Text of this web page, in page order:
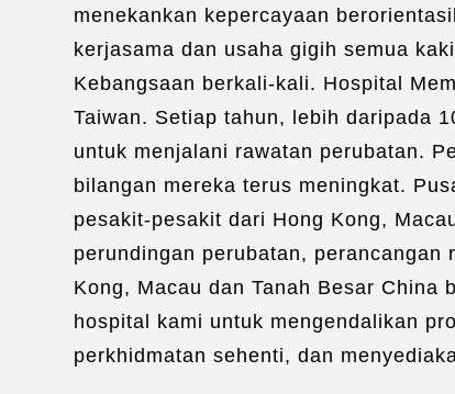
menekankan kepercayaan
kerjasama dan usaha gigih semua
Kebangsaan berkali-kali. Hospital
Taiwan. Setiap tahun, lebih daripada
untuk menjalani rawatan perubatan.
bilangan mereka terus meningkat.
pesakit-pesakit dari Hong Kong,
perundingan perubatan, perancangan
Kong, Macau dan Tanah Besar China
hospital kami untuk mengendalikan
perkhidmatan sehenti, dan